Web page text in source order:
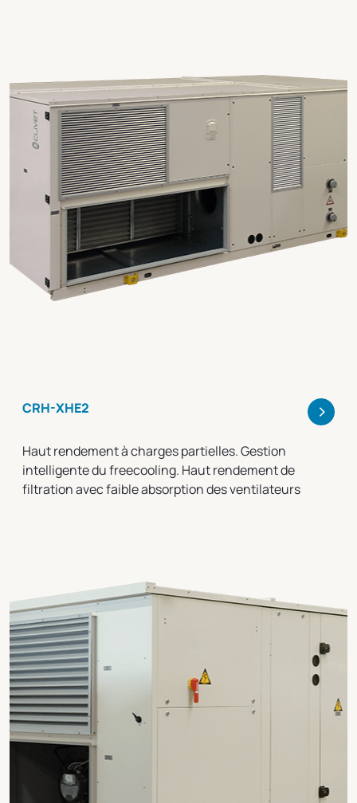
CRH-XHE2 >
Haut rendement à charges partielles. Gestion
intelligente du freecooling. Haut rendement de
filtration avec faible absorption des ventilateurs